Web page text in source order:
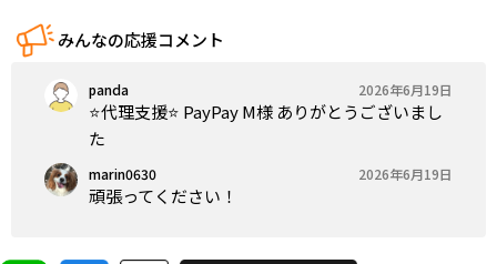
みんなの応援コメント
panda 2026年6月19日
⭐️代理支援⭐️ PayPay M様 ありがとうございまし
た
marin0630 2026年6月19日
頑張ってください！